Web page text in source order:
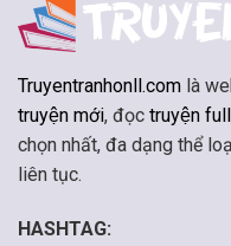
Truyentranhonll.com là
truyện mới, đọc truyện full
chọn nhất, đa dạng thể
liên tục.
HASHTAG: